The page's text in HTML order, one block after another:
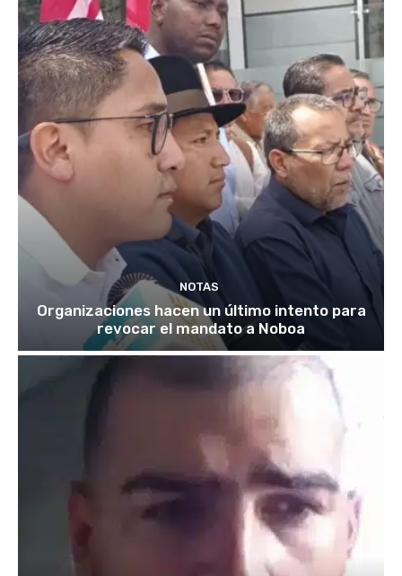
NOTAS
Organizaciones hacen un último intento para
revocar el mandato a Noboa